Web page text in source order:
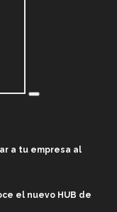
a tu empresa al
el nuevo HUB de